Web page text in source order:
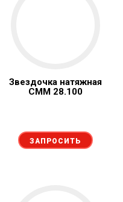
Звездочка натяжная
СММ 28.100
ЗАПРОСИТЬ